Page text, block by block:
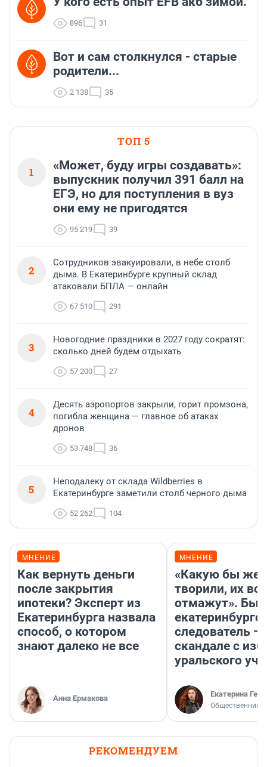
896 31
Вот и сам столкнулся - старые
родители...
2 138 35
ТОП 5
1
«Может, буду игры создавать»:
выпускник получил 391 балл на
ЕГЭ, но для поступления в вуз
они ему не пригодятся
95 219 39
2
Сотрудников эвакуировали, в небе столб
дыма. В Екатеринбурге крупный склад
атаковали БПЛА — онлайн
67 510 291
3
Новогодние праздники в 2027 году сократят:
сколько дней будем отдыхать
57 200 27
4
Десять аэропортов закрыли, горит промзона,
погибла женщина — главное об атаках
дронов
53 748 36
5
Неподалеку от склада Wildberries в
Екатеринбурге заметили столб черного дыма
52 262 104
МНЕНИЕ
Как вернуть деньги
после закрытия
ипотеки? Эксперт из
Екатеринбурга назвала
способ, о котором
знают далеко не все
Анна Ермакова
МНЕНИЕ
«Какую бы
творили, их
отмажут».
следователь —
скандале с
уральского
Екатерина
Общественник
РЕКОМЕНДУЕМ